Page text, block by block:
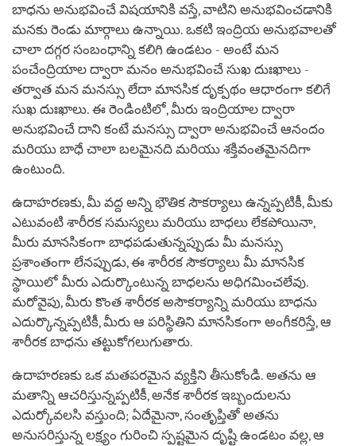
బాధను అనుభవించే విషయానికి వస్తే, వాటిని అనుభవించడానికి
మనకు రెండు మార్గాలు ఉన్నాయి. ఒకటి ఇంద్రియ అనుభవాలతో
చాలా దగ్గర సంబంధాన్ని కలిగి ఉండటం - అంటే మన
పంచేంద్రియాల ద్వారా మనం అనుభవించే సుఖ దుఃఖాలు -
తర్వాత మన మనస్సు లేదా మానసిక దృక్పథం ఆధారంగా కలిగే
సుఖ దుఃఖాలు. ఈ రెండింటిలో, మీరు ఇంద్రియాల ద్వారా
అనుభవించే దాని కంటే మనస్సు ద్వారా అనుభవించే ఆనందం
మరియు బాధే చాలా బలమైనది మరియు శక్తివంతమైనదిగా
ఉంటుంది.
ఉదాహరణకు, మీ వద్ద అన్ని భౌతిక సౌకర్యాలు ఉన్నప్పటికీ, మీకు
ఎటువంటి శారీరక సమస్యలు మరియు బాధలు లేకపోయినా,
మీరు మానసికంగా బాధపడుతున్నప్పుడు మీ మనస్సు
ప్రశాంతంగా లేనప్పుడు, ఈ శారీరక సౌకర్యాలు మీ మానసిక
స్థాయిలో మీరు ఎదుర్కొంటున్న బాధలను అధిగమించలేవు.
మరోవైపు, మీరు కొంత శారీరక అసౌకర్యాన్ని మరియు బాధను
ఎదుర్కొన్నప్పటికీ, మీరు ఆ పరిస్థితిని మానసికంగా అంగీకరిస్తే, ఆ
శారీరక బాధను తట్టుకోగలుగుతారు.
ఉదాహరణకు ఒక మతపరమైన వ్యక్తిని తీసుకోండి. అతను ఆ
మతాన్ని ఆచరిస్తున్నప్పటికీ, అనేక శారీరక ఇబ్బందులను
ఎదుర్కోవలసి వస్తుంది; ఏదేమైనా, సంతృప్తితో అతను
అనుసరిస్తున్న లక్ష్యం గురించి స్పష్టమైన దృష్టి ఉండటం వల్ల, ఆ